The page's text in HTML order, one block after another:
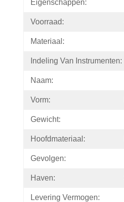
Eigenschappen:
Voorraad:
Materiaal:
Indeling Van Instrumenten:
Naam:
Vorm:
Gewicht:
Hoofdmateriaal:
Gevolgen:
Haven:
Levering Vermogen: